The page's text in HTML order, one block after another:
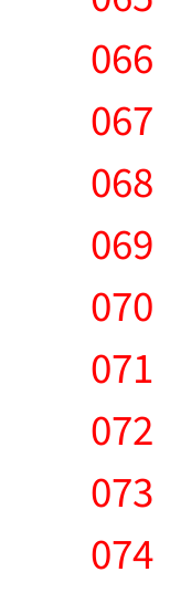
066
067
068
069
070
071
072
073
074